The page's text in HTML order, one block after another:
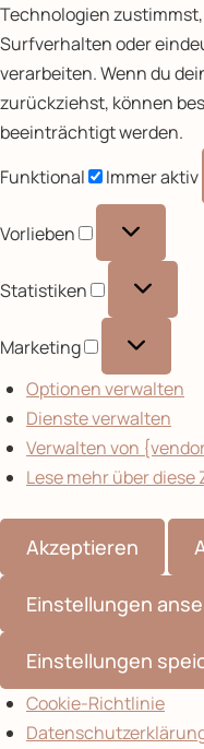
Technologien
Surfverhalten oder
verarbeiten. Wenn du
zurückziehst, können
beeinträchtigt werden.
Funktional
Immer aktiv
Vorlieben
Statistiken
Marketing
Optionen verwalten
Dienste verwalten
Verwalten von
Lese mehr über diese
Akzeptieren
Einstellungen
Einstellungen
Cookie-Richtlinie